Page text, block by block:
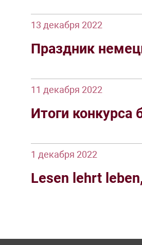
13 декабря 2022
Праздник
11 декабря 2022
Итоги конкурса
1 декабря 2022
Lesen lehrt